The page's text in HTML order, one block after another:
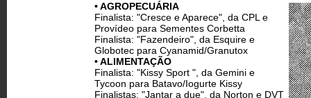
• AGROPECUÁRIA
Finalista: "Cresce e Aparece", da CPL e
Provídeo para Sementes Corbetta
Finalista: "Fazendeiro", da Esquire e
Globotec para Cyanamid/Granutox
• ALIMENTAÇÃO
Finalista: "Kissy Sport ", da Gemini e
Tycoon para Batavo/Iogurte Kissy
Finalistas: "Jantar a due", da Norton e DVT